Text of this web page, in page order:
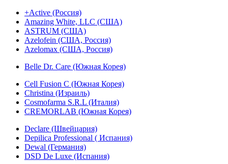
+Active (Россия)
Amazing White, LLC (США)
ASTRUM (США)
Azelofein (США, Россия)
Azelomax (США, Россия)
Belle Dr. Care (Южная Корея)
Cell Fusion C (Южная Корея)
Christina (Израиль)
Cosmofarma S.R.L (Италия)
CREMORLAB (Южная Корея)
Declare (Швейцария)
Depilica Professional ( Испания)
Dewal (Германия)
DSD De Luxe (Испания)